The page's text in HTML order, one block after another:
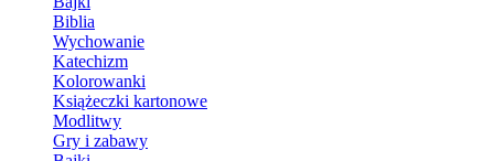
Biblia
Wychowanie
Katechizm
Kolorowanki
Książeczki kartonowe
Modlitwy
Gry i zabawy